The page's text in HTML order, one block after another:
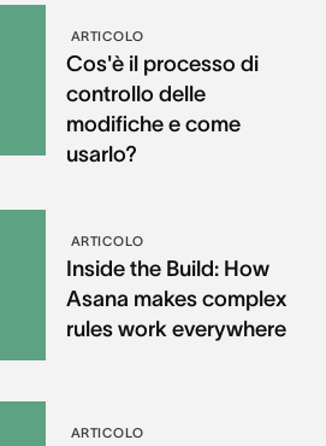
ARTICOLO
Cos'è il processo di
controllo delle
modifiche e come
usarlo?
ARTICOLO
Inside the Build: How
Asana makes complex
rules work everywhere
ARTICOLO